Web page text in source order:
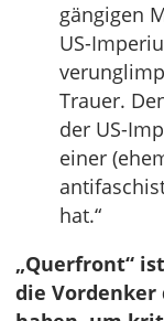
gängigen
US-
Trauer.
der US-
einer
hat.“
„Querfront“
die Vordenker